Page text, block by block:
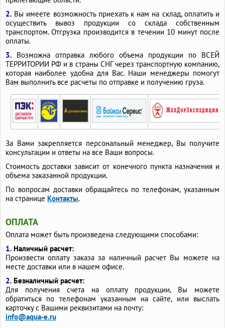
2. Вы имеете возможность приехать к нам на склад, оплатить и
осуществить вывоз продукции со склада собственным
транспортом. Отгрузка производится в течении 10 минут после
оплаты.
3. Возможна отправка любого объема продукции по ВСЕЙ
ТЕРРИТОРИИ РФ и в страны СНГ через транспортную компанию,
которая наиболее удобна для Вас. Наши менеджеры помогут
Вам выполнить все расчеты по отправке и получению груза.
За Вами закрепляется персональный менеджер, Вы получите
консультации и ответы на все Ваши вопросы.
Стоимость доставки зависит от конечного пункта назначения и
объема заказанной продукции.
По вопросам доставки обращайтесь по телефонам, указанным
на странице Контакты.
ОПЛАТА
Оплата может быть произведена следующими способами:
1. Наличный расчет:
Произвести оплату заказа за наличный расчет Вы можете на
месте доставки или в нашем офисе.
2. Безналичный расчет:
Для получения счета на оплату продукции, Вы можете
обратиться по телефонам указанным на сайте, или выслать
карточку с Вашими реквизитами на почту:
info@aqua-e.ru